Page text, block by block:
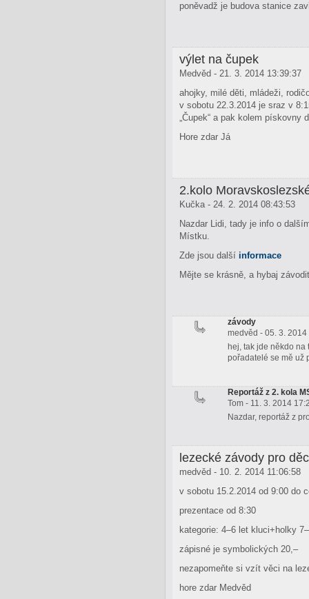
poněvadž je budova stanice
výlet na čupek
Medvěd - 21. 3. 2014 13:39:37
ahojky, milé děti, mládeži,
v sobotu 22.3.2014 je sraz v
„Čupek“ a pak kolem pískovny
Hore zdar Já
2.kolo
Kučka - 24. 2. 2014 08:43:53
Nazdar Lidi, tady je info o
Místku.
Zde jsou další informace
Mějte se krásně, a hybaj
závody
medvěd - 05. 3.
hej, tak jde někdo na
pořadatelé se mě už
Reportáž z 2. kola
Tom - 11. 3. 2014
Nazdar, reportáž z
lezecké závody pro
medvěd - 10. 2. 2014 11:06:58
v sobotu 15.2.2014 od 9:00 do
prezentace od 8:30
kategorie: 4–6 let kluci+holky
zápisné je symbolických 20,–
nezapomeňte si vzít věci na
hore zdar Medvěd